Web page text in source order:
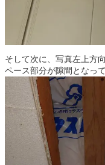
そして次に、写真左上方
ペース部分が隙間となっ